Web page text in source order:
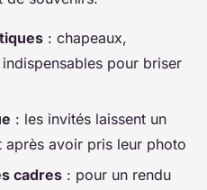
: chapeaux,
pour briser
: les invités laissent un
après avoir pris leur photo
cadres : pour un rendu